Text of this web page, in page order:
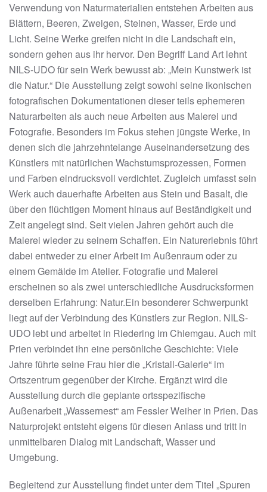
Verwendung von Naturmaterialien entstehen Arbeiten aus
Blättern, Beeren, Zweigen, Steinen, Wasser, Erde und
Licht. Seine Werke greifen nicht in die Landschaft ein,
sondern gehen aus ihr hervor. Den Begriff Land Art lehnt
NILS-UDO für sein Werk bewusst ab: „Mein Kunstwerk ist
die Natur.“ Die Ausstellung zeigt sowohl seine ikonischen
fotografischen Dokumentationen dieser teils ephemeren
Naturarbeiten als auch neue Arbeiten aus Malerei und
Fotografie. Besonders im Fokus stehen jüngste Werke, in
denen sich die jahrzehntelange Auseinandersetzung des
Künstlers mit natürlichen Wachstumsprozessen, Formen
und Farben eindrucksvoll verdichtet. Zugleich umfasst sein
Werk auch dauerhafte Arbeiten aus Stein und Basalt, die
über den flüchtigen Moment hinaus auf Beständigkeit und
Zeit angelegt sind. Seit vielen Jahren gehört auch die
Malerei wieder zu seinem Schaffen. Ein Naturerlebnis führt
dabei entweder zu einer Arbeit im Außenraum oder zu
einem Gemälde im Atelier. Fotografie und Malerei
erscheinen so als zwei unterschiedliche Ausdrucksformen
derselben Erfahrung: Natur.Ein besonderer Schwerpunkt
liegt auf der Verbindung des Künstlers zur Region. NILS-
UDO lebt und arbeitet in Riedering im Chiemgau. Auch mit
Prien verbindet ihn eine persönliche Geschichte: Viele
Jahre führte seine Frau hier die „Kristall-Galerie“ im
Ortszentrum gegenüber der Kirche. Ergänzt wird die
Ausstellung durch die geplante ortsspezifische
Außenarbeit „Wassernest“ am Fessler Weiher in Prien. Das
Naturprojekt entsteht eigens für diesen Anlass und tritt in
unmittelbaren Dialog mit Landschaft, Wasser und
Umgebung.
Begleitend zur Ausstellung findet unter dem Titel „Spuren